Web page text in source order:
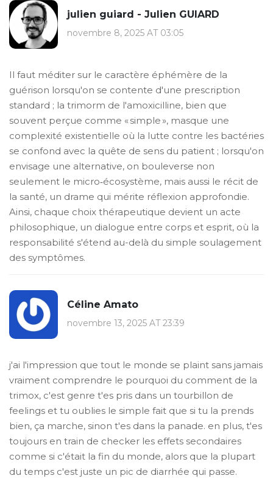
julien guiard - Julien GUIARD
novembre 8, 2025 AT 03:05
Il faut méditer sur le caractère éphémère de la
guérison lorsqu'on se contente d'une prescription
standard ; la trimorm de l'amoxicilline, bien que
souvent perçue comme « simple », masque une
complexité existentielle où la lutte contre les bactéries
se confond avec la quête de sens du patient ; lorsqu'on
envisage une alternative, on bouleverse non
seulement le micro‑écosystème, mais aussi le récit de
la santé, un drame qui mérite réflexion approfondie.
Ainsi, chaque choix thérapeutique devient un acte
philosophique, un dialogue entre corps et esprit, où la
responsabilité s'étend au-delà du simple soulagement
des symptômes.
Céline Amato
novembre 13, 2025 AT 23:39
j'ai l'impression que tout le monde se plaint sans jamais
vraiment comprendre le pourquoi du comment de la
trimox, c'est genre t'es pris dans un tourbillon de
feelings et tu oublies le simple fait que si tu la prends
bien, ça marche, sinon t'es dans la panade. en plus, t'es
toujours en train de checker les effets secondaires
comme si c'était la fin du monde, alors que la plupart
du temps c'est juste un pic de diarrhée qui passe.